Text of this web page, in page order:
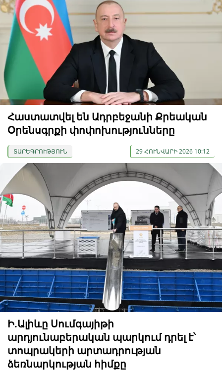
Հաստատվել են Ադրբեջանի Քրեական
Օրենսգրքի փոփոխությունները
ՏԱՐԵԳՐՈՒԹՅՈՒՆ 29 ՀՈՒՆՎԱՐԻ 2026 10:12
Ի.Ալիևը Սումգայիթի
արդյունաբերական պարկում դրել է՝
տոպրակերի արտադրության
ձեռնարկության հիմքը